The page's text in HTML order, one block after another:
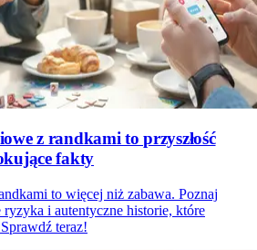
z randkami to przyszłość
fakty
to więcej niż zabawa. Poznaj
i autentyczne historie, które
teraz!